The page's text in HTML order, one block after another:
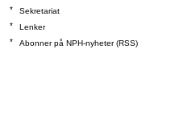
*
Sekretariat
*
Lenker
*
Abonner på NPH-nyheter (RSS)